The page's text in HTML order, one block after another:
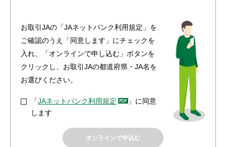
お取引JAの「JAネットバンク利用規定」を
ご確認のうえ「同意します」にチェックを
入れ、「オンラインで申し込む」ボタンを
クリックし、お取引JAの都道府県・JA名を
お選びください。
「JAネットバンク利用規定
」に同意
します
オンラインで申込む